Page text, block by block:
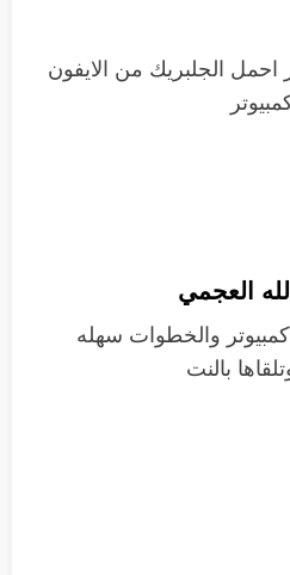
الجلبريك من الايفون
العجمي
والخطوات سهله
بالنت